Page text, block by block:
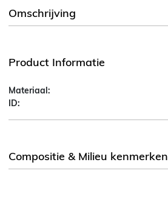
Omschrijving
Product Informatie
Materiaal:
ID:
Compositie & Milieu kenmerken